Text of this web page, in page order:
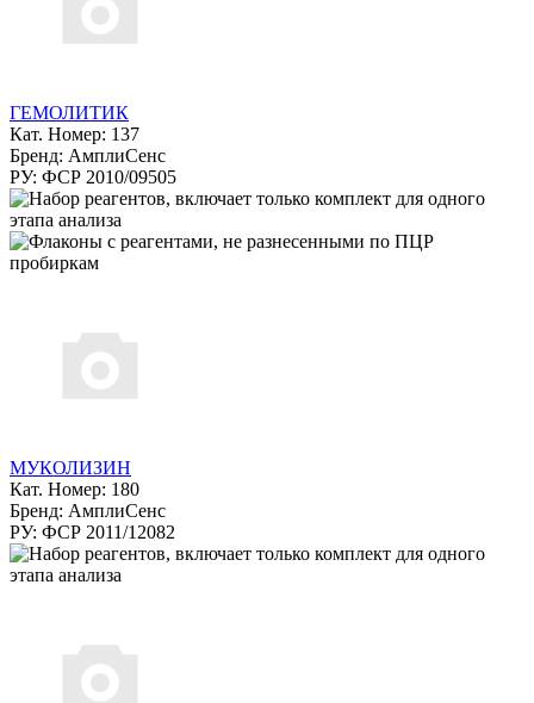
ГЕМОЛИТИК
Кат. Номер: 137
Бренд: АмплиСенс
РУ: ФСР 2010/09505
МУКОЛИЗИН
Кат. Номер: 180
Бренд: АмплиСенс
РУ: ФСР 2011/12082